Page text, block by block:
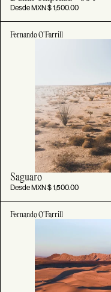
Desde MXN $ 1,500.00
Fernando O’Farrill
Saguaro
Desde MXN $ 1,500.00
Fernando O’Farrill